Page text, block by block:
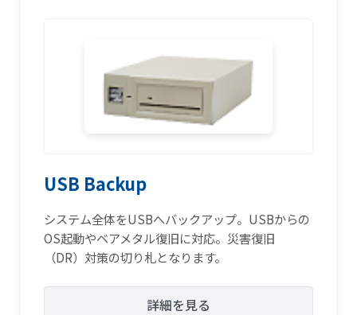
USB Backup
システム全体をUSBへバックアップ。USBからの
OS起動やベアメタル復旧に対応。災害復旧
（DR）対策の切り札となります。
詳細を見る